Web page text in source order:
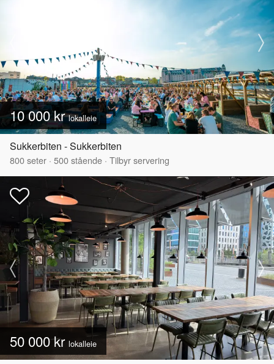
10 000 krlokalleie
Sukkerbiten - Sukkerbiten
800seter · 500stående · Tilbyr servering
50 000 kr lokalleie